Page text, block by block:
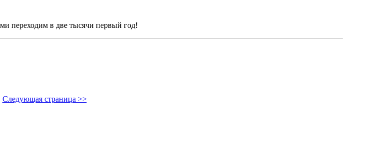
переходим в две тысячи первый год!
Следующая страница >>